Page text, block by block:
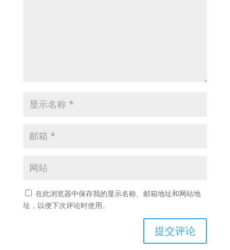
在此浏览器中保存我的显示名称、邮箱地址和网站地
址，以便下次评论时使用。